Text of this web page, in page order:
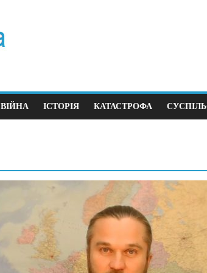
ВІЙНА ІСТОРІЯ КАТАСТРОФА
Перший крок до виборів
час війни
23.12.2025